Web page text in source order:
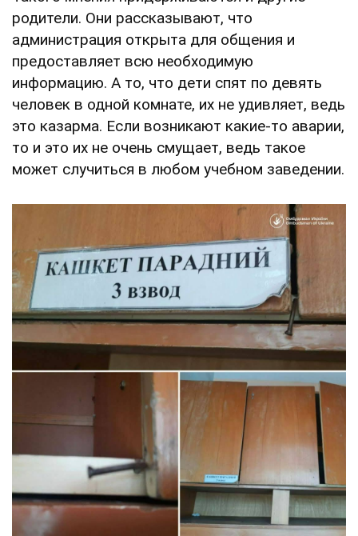
родители. Они рассказывают, что
администрация открыта для общения и
предоставляет всю необходимую
информацию. А то, что дети спят по девять
человек в одной комнате, их не удивляет, ведь
это казарма. Если возникают какие-то аварии,
то и это их не очень смущает, ведь такое
может случиться в любом учебном заведении.